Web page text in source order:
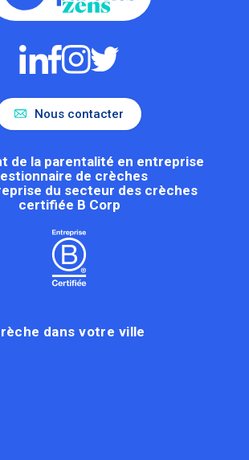
Nous contacter
de la parentalité en entreprise
de crèches
du secteur des crèches
certifiée B Corp
dans votre ville